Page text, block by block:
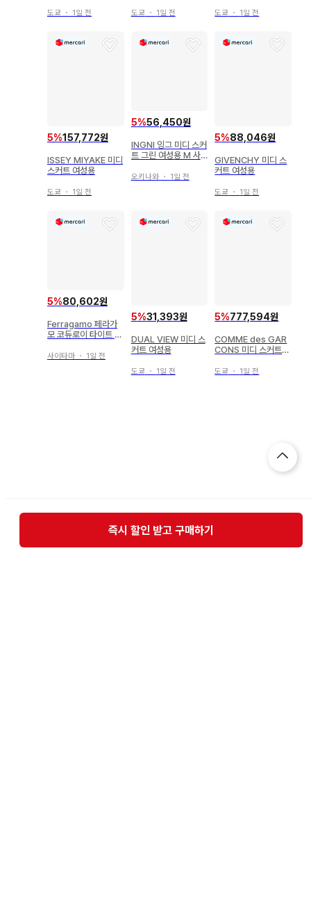
도쿄 ・ 1일 전 도쿄 ・ 1일 전 도쿄 ・ 1일 전
5%157,772원
ISSEY MIYAKE 미디
스커트 여성용
도쿄 ・ 1일 전
5%56,450원
INGNI 잉그 미디 스커
트 그린 여성용 M 사
오키나와・ 1일 전
5%88,046원
GIVENCHY 미디 스
커트 여성용
도쿄 ・ 1일 전
5%80,602원
Ferragamo 페라가
모 코듀로이 타이트 스
사이타마 ・ 1일 전
5%31,393원
DUAL VIEW 미디 스
커트 여성용
도쿄 ・ 1일 전
5%777,594원
COMME des GAR
CONS 미디 스커트
도쿄 ・ 1일 전
즉시 할인 받고 구매하기